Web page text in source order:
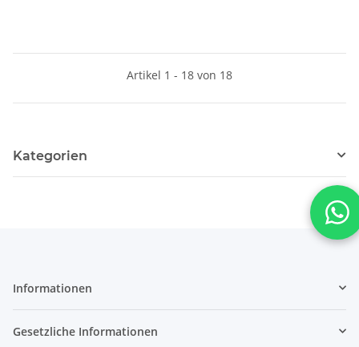
Artikel 1 - 18 von 18
Kategorien
Informationen
Gesetzliche Informationen